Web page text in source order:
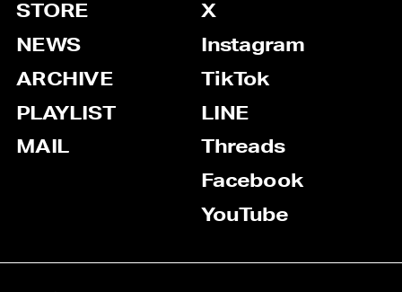
STORE
NEWS
ARCHIVE
PLAYLIST
MAIL
X
Instagram
TikTok
LINE
Threads
Facebook
YouTube